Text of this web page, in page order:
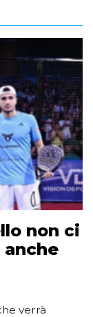
non ci
verrà